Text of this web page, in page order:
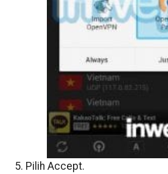
5. Pilih Accept.